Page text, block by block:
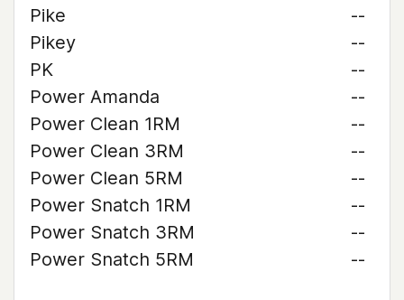
Pike
--
Pikey
--
PK
--
Power Amanda
--
Power Clean 1RM
--
Power Clean 3RM
--
Power Clean 5RM
--
Power Snatch 1RM
--
Power Snatch 3RM
--
Power Snatch 5RM
--